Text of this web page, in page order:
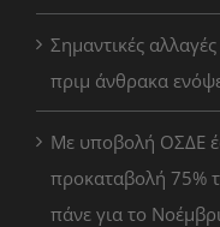
Σημαντικές
πριμ άνθρακα
Με υποβολή ΟΣΔΕ
προκαταβολή 75%
πάνε για το